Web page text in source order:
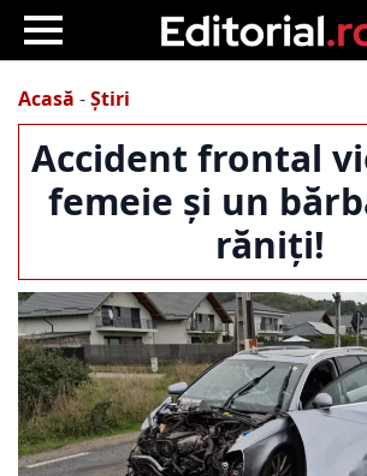
Acasă -Știri
Accident frontal
femeie și un
răniți!